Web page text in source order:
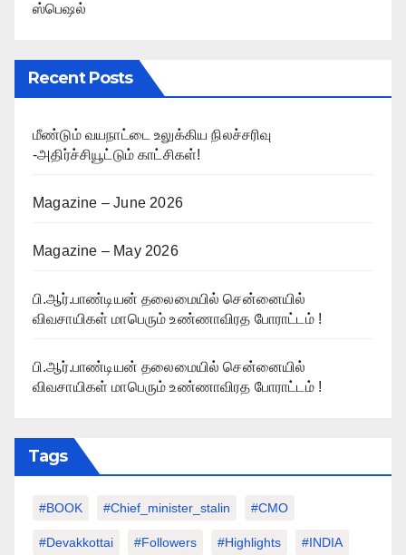
ஸ்பெஷல்
Recent Posts
மீண்டும் வயநாட்டை உலுக்கிய நிலச்சரிவு
-அதிர்ச்சியூட்டும் காட்சிகள்!
Magazine – June 2026
Magazine – May 2026
பி.ஆர்.பாண்டியன் தலைமையில் சென்னையில்
விவசாயிகள் மாபெரும் உண்ணாவிரத போராட்டம் !
பி.ஆர்.பாண்டியன் தலைமையில் சென்னையில்
விவசாயிகள் மாபெரும் உண்ணாவிரத போராட்டம் !
Tags
#BOOK #chief_minister_stalin #CMO
#devakkottai #followers #highlights #INDIA